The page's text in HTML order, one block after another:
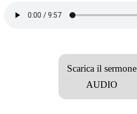
Scarica il sermone
AUDIO